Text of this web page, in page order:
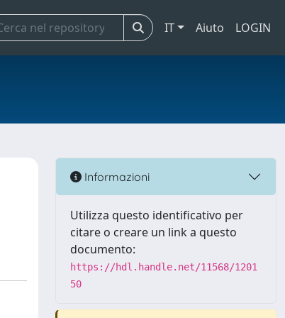
IT Aiuto LOGIN
Informazioni
Utilizza questo identificativo per
citare o creare un link a questo
documento:
https://hdl.handle.net/11568/1201
50